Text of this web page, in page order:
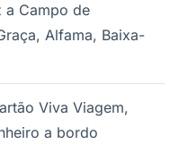
a Campo de
Alfama, Baixa-
Viva Viagem,
a bordo